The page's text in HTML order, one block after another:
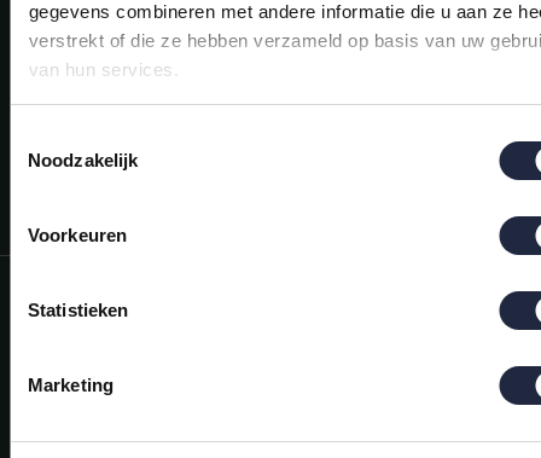
gegevens combineren met andere informatie die u aan ze
verstrekt of die ze hebben verzameld op basis van uw
van hun services.
Noodzakelijk
Voorkeuren
Statistieken
Marketing
AANMELDEN
Categorieën
Contactgegevens